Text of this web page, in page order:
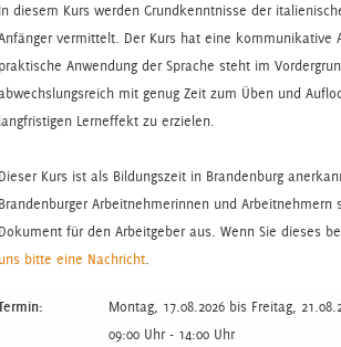
In diesem Kurs werden Grundkenntnisse der
vermittelt. Der Kurs hat eine kommunikative
praktische Anwendung der Sprache steht im
mit genug Zeit zum Üben und
langfristigen Lerneffekt zu erzielen.
Dieser Kurs ist als Bildungszeit in Brandenburg
Brandenburger Arbeitnehmerinnen und Arbeitnehmern
Dokument für den Arbeitgeber aus. Wenn Sie dieses
uns bitte eine Nachricht.
Montag, 17.08.2026 bis Freitag,
09:00 Uhr - 14:00 Uhr